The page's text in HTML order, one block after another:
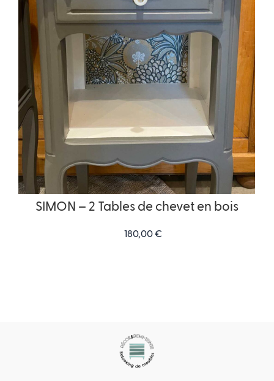
SIMON – 2 Tables de chevet en bois
180,00€